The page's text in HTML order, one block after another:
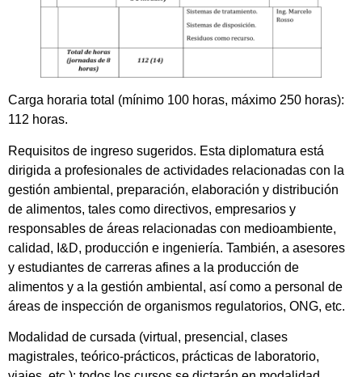
Carga horaria total (mínimo 100 horas, máximo 250 horas):
112 horas.
Requisitos de ingreso sugeridos. Esta diplomatura está
dirigida a profesionales de actividades relacionadas con la
gestión ambiental, preparación, elaboración y distribución
de alimentos, tales como directivos, empresarios y
responsables de áreas relacionadas con medioambiente,
calidad, I&D, producción e ingeniería. También, a asesores
y estudiantes de carreras afines a la producción de
alimentos y a la gestión ambiental, así como a personal de
áreas de inspección de organismos regulatorios, ONG, etc.
Modalidad de cursada (virtual, presencial, clases
magistrales, teórico-prácticos, prácticas de laboratorio,